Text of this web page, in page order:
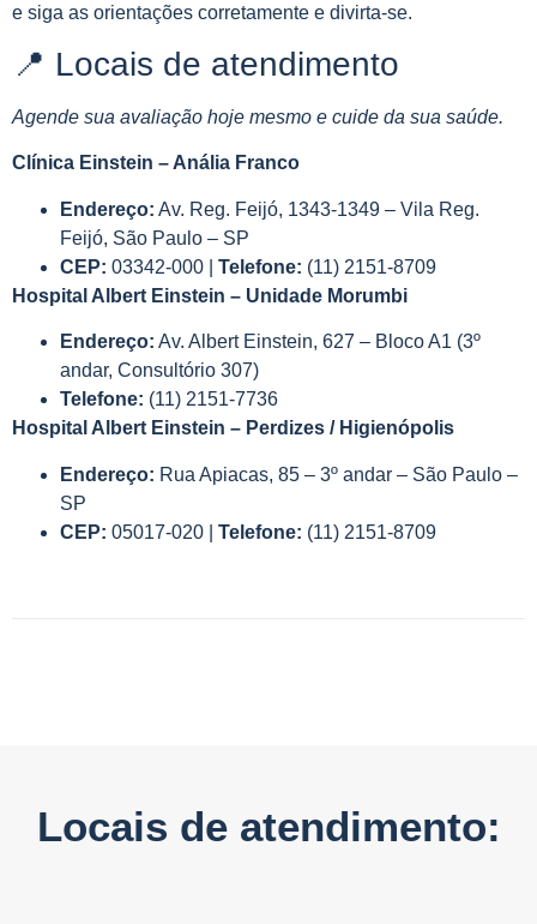
e siga as orientações corretamente e divirta-se.
📍 Locais de atendimento
Agende sua avaliação hoje mesmo e cuide da sua saúde.
Clínica Einstein – Anália Franco
Endereço: Av. Reg. Feijó, 1343-1349 – Vila Reg.
Feijó, São Paulo – SP
CEP: 03342-000 | Telefone: (11) 2151-8709
Hospital Albert Einstein – Unidade Morumbi
Endereço: Av. Albert Einstein, 627 – Bloco A1 (3º
andar, Consultório 307)
Telefone: (11) 2151-7736
Hospital Albert Einstein – Perdizes / Higienópolis
Endereço: Rua Apiacas, 85 – 3º andar – São Paulo –
SP
CEP: 05017-020 | Telefone: (11) 2151-8709
Locais de atendimento: